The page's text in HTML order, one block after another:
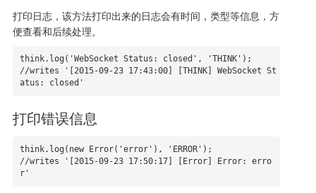
打印日志，该方法打印出来的日志会有时间，类型等信息，方
便查看和后续处理。
think.log('WebSocket Status: closed', 'THINK');
//writes '[2015-09-23 17:43:00] [THINK] WebSocket St
atus: closed'
打印错误信息
think.log(new Error('error'), 'ERROR');
//writes '[2015-09-23 17:50:17] [Error] Error: erro
r'